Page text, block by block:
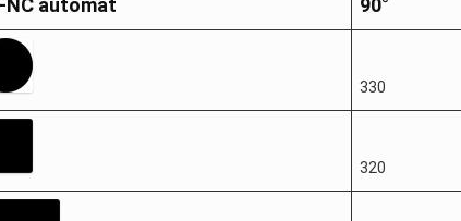
NC automat 90°
330
320